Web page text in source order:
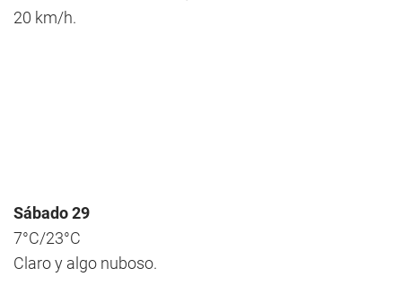
20 km/h.
Sábado 29
7°C/23°C
Claro y algo nuboso.